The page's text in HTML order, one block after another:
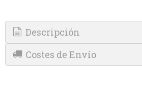
Descripción
Costes de Envío